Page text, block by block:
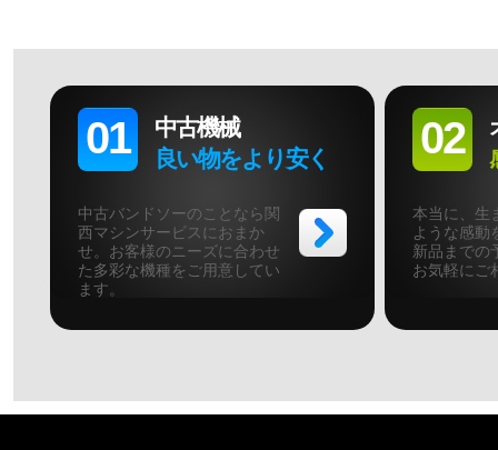
01
中古機械
良い物をより安く
中古バンドソーのことなら関
西マシンサービスにおまか
せ。お客様のニーズに合わせ
た多彩な機種をご用意してい
ます。
02
本当に、生
ような感動
新品までの
お気軽にご